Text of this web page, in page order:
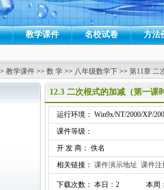
教学课件 名校试卷 方法
教学课件 >> 数 学 >> 八年级数学下 >> 第11章 二
12.3 二次根式的加减（第一课
运行环境： Win9x/NT/2000/XP/
课件等级：
开 发 商： 佚名
相关链接： 课件演示地址 课件注
下载次数： 本日：2
本周